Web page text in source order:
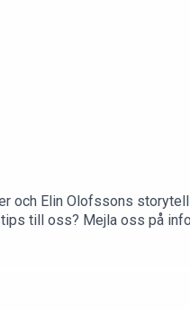
och Elin Olofssons
till oss? Mejla oss på